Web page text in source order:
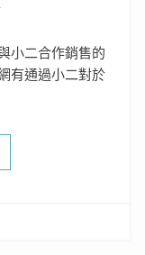
小二合作銷售的
有通過小二對於